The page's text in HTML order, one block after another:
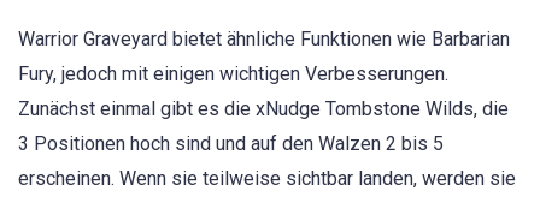
Warrior Graveyard bietet ähnliche Funktionen wie Barbarian
Fury, jedoch mit einigen wichtigen Verbesserungen.
Zunächst einmal gibt es die xNudge Tombstone Wilds, die
3 Positionen hoch sind und auf den Walzen 2 bis 5
erscheinen. Wenn sie teilweise sichtbar landen, werden sie